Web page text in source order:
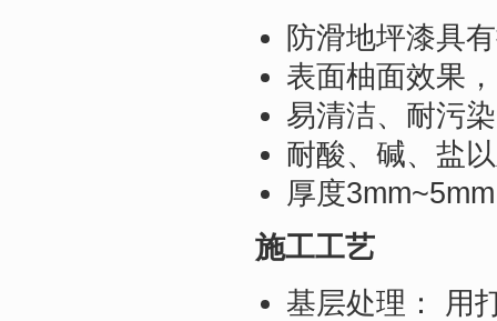
防滑地坪漆具
表面柚面效果
易清洁、耐污
耐酸、碱、盐
厚度
施工工艺
基层处理： 用